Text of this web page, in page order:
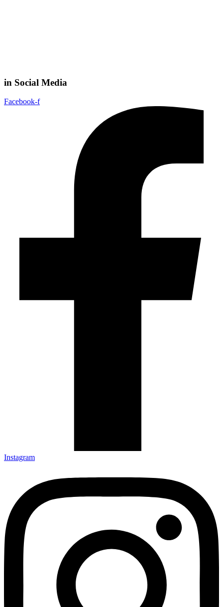
in Social Media
Facebook-f
Instagram